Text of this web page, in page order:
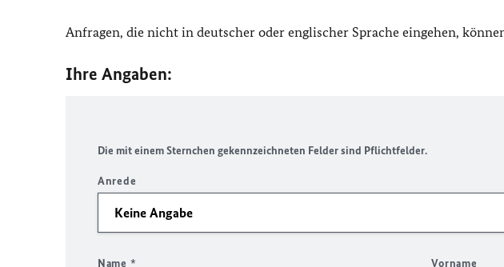
Anfragen, die nicht in deutscher oder englischer Sprache eingehen,
Ihre Angaben:
Die mit einem Sternchen gekennzeichneten Felder sind Pflichtfelder.
Anrede
Name * Vorname